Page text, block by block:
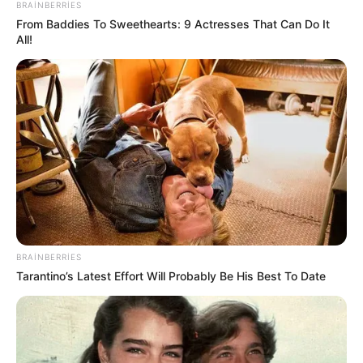
0 0
Xəbər xoşunuza gəldi? Sosial şəbəkələrdə paylaşın
boz ay xəbər Azərbaycan hava
Bizi Facebook-da
Bizi Twitter-da
BRAINBERRIES
From Baddies To Sweethearts: 9 Actresses That Can Do It
All!
BRAINBERRIES
Tarantino’s Latest Effort Will Probably Be His Best To Date